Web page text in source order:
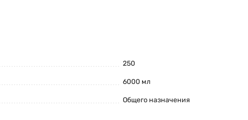
250
6000 мл
Общего назначения